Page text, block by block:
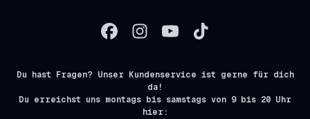
Du hast Fragen? Unser Kundenservice ist gerne für dich
da!
Du erreichst uns montags bis samstags von 9 bis 20 Uhr
hier: